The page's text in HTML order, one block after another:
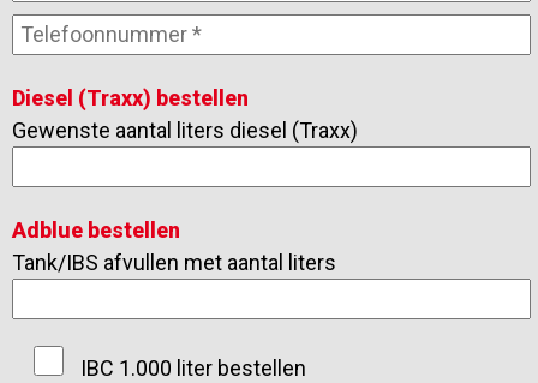
Diesel (Traxx) bestellen
Gewenste aantal liters diesel (Traxx)
Adblue bestellen
Tank/IBS afvullen met aantal liters
IBC 1.000 liter bestellen